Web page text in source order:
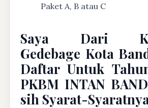
Paket A, B atau C
Saya Dari
Gedebage Kota
Daftar Untuk
PKBM INTAN
sih Syarat-